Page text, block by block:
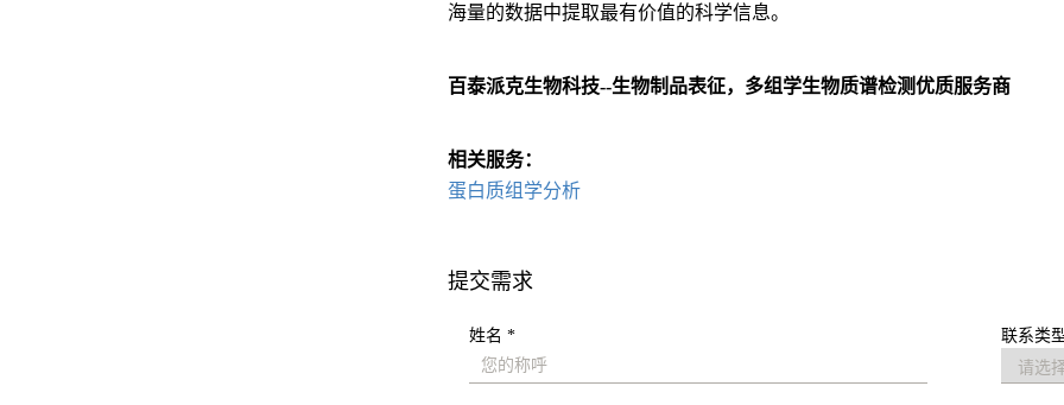
海量的数据中提取最有价值的科学信息。
百泰派克生物科技--生物制品表征，多组学生物质谱检测优质服务商
相关服务：
蛋白质组学分析
提交需求
姓名 * 联系类